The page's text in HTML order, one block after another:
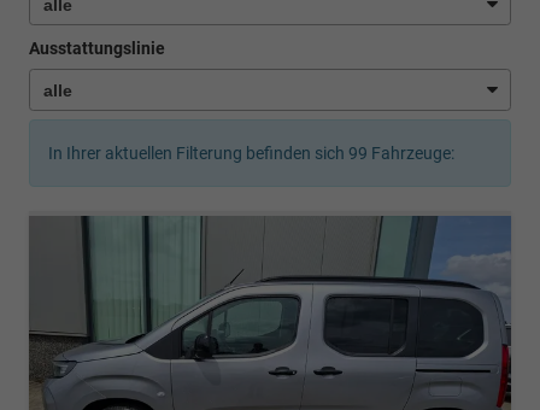
Ausstattungslinie
In Ihrer aktuellen Filterung befinden sich 99 Fahrzeuge: